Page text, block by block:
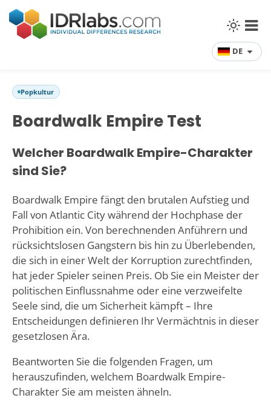
DE
Popkultur
Boardwalk Empire Test
Welcher Boardwalk Empire-Charakter
sind Sie?
Boardwalk Empire fängt den brutalen Aufstieg und
Fall von Atlantic City während der Hochphase der
Prohibition ein. Von berechnenden Anführern und
rücksichtslosen Gangstern bis hin zu Überlebenden,
die sich in einer Welt der Korruption zurechtfinden,
hat jeder Spieler seinen Preis. Ob Sie ein Meister der
politischen Einflussnahme oder eine verzweifelte
Seele sind, die um Sicherheit kämpft – Ihre
Entscheidungen definieren Ihr Vermächtnis in dieser
gesetzlosen Ära.
Beantworten Sie die folgenden Fragen, um
herauszufinden, welchem Boardwalk Empire-
Charakter Sie am meisten ähneln.